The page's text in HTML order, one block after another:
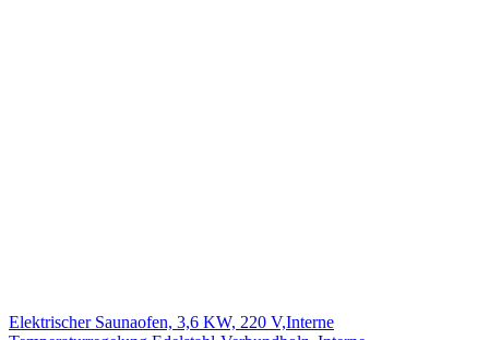
Elektrischer Saunaofen, 3,6 KW, 220 V,Interne